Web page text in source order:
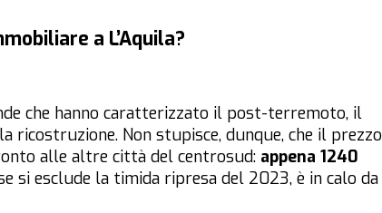
a L’Aquila?
che hanno caratterizzato il post-terremoto, il
ricostruzione. Non stupisce, dunque, che il prezzo
alle altre città del centrosud: appena 1240
si esclude la timida ripresa del 2023, è in calo da